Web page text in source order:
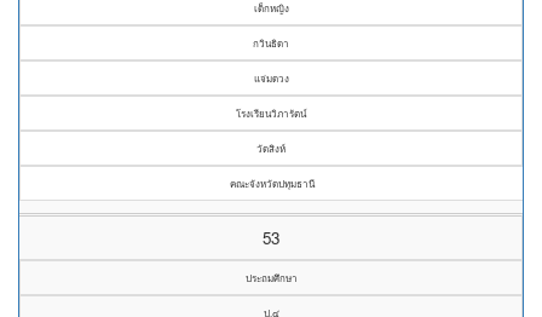
เด็กหญิง
กวินธิดา
แจ่มดวง
โรงเรียนวิภารัตน์
วัดสิงห์
คณะจังหวัดปทุมธานี
53
ประถมศึกษา
ป.๔